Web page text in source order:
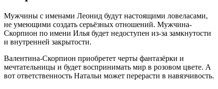
Мужчины с именами Леонид будут настоящими ловеласами,
не умеющими создать серьёзных отношений. Мужчина-
Скорпион по имени Илья будет недоступен из-за замкнутости
и внутренней закрытости.
Валентина-Скорпион приобретет черты фантазёрки и
мечтательницы и будет воспринимать мир в розовом цвете. А
вот ответственность Натальи может перерасти в навязчивость.